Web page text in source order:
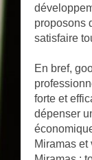
proposons
satisfaire
En bref,
forte et
dépenser
Miramas